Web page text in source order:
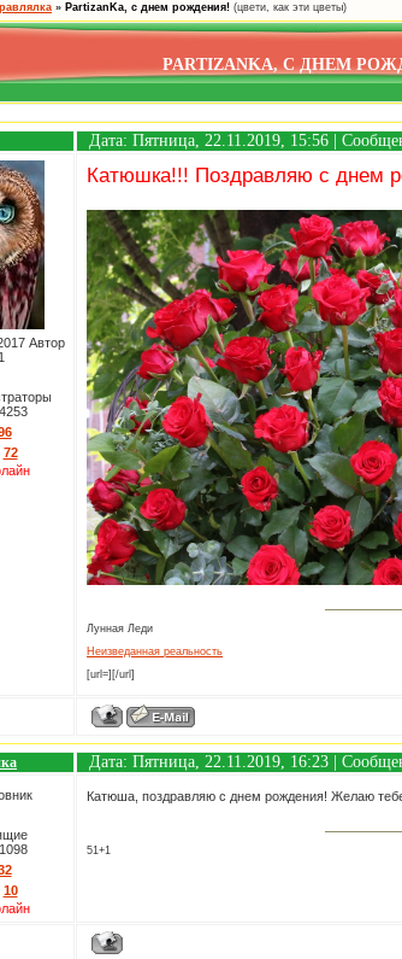
» PartizanKa, с днем рождения! (цвети, как эти цветы)
PARTIZANKA, С ДНЕМ
Дата: Пятница, 22.11.2019, 15:56 |
Автор
4253
72
Катюшка!!! Поздравляю с днем
Лунная Леди
Неизведанная реальность
[url=][/url]
Дата: Пятница, 22.11.2019, 16:23 |
1098
10
Катюша, поздравляю с днем рождения! Желаю
51+1